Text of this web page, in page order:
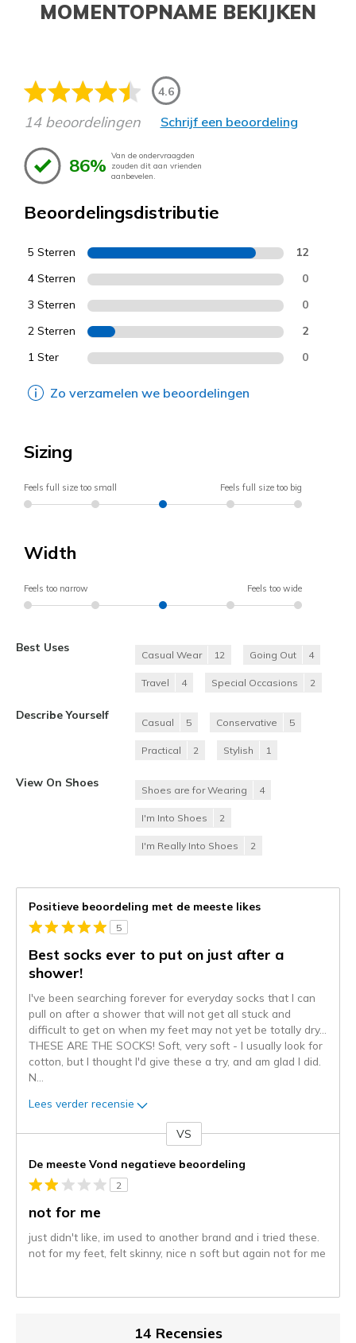
MOMENTOPNAME BEKIJKEN
4.6
14 beoordelingen Schrijf een beoordeling
86% Van de ondervraagden
zouden dit aan vrienden
aanbevelen.
Beoordelingsdistributie
5 Sterren 12
4 Sterren 0
3 Sterren 0
2 Sterren 2
1 Ster 0
Zo verzamelen we beoordelingen
Sizing
Feels full size too small Feels full size too big
Width
Feels too narrow Feels too wide
Best Uses
Casual Wear 12 Going Out 4
Travel 4 Special Occasions 2
Describe Yourself
Casual 5 Conservative 5
Practical 2 Stylish 1
View On Shoes
Shoes are for Wearing 4
I'm Into Shoes 2
I'm Really Into Shoes 2
Positieve beoordeling met de meeste likes
5
Best socks ever to put on just after a
shower!
I've been searching forever for everyday socks that I can
pull on after a shower that will not get all stuck and
difficult to get on when my feet may not yet be totally dry...
THESE ARE THE SOCKS! Soft, very soft - I usually look for
cotton, but I thought I'd give these a try, and am glad I did.
N
Lees verder recensie
content
wordt
momenteel
gemigreerd
de
niejee
VS
De meeste Vond negatieve beoordeling
2
not for me
just didn't like, im used to another brand and i tried these.
not for my feet, felt skinny, nice n soft but again not for me
14 Recensies